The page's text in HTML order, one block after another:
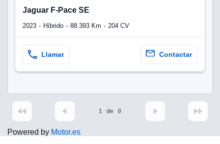
Jaguar F-Pace SE
2023 Híbrido 88.393 Km 204 CV
Llamar Contactar
1 de 0
Powered by Motor.es